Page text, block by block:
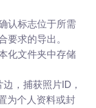
认标志位于所需
要求的导出。
化文件夹中存储
，捕获照片ID，
为个人资料或封